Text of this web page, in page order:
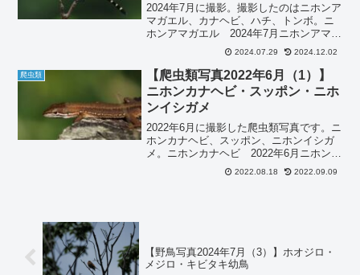
2024年7月に撮影。撮影したのはニホンア
マガエル、カナヘビ、ハチ、トンボ。ニ
ホンアマガエル 2024年7月ニホンアマガ
エルです。OM-D E-M5 MarkⅢ, ED100-
400mmOM-D E-M5 MarkⅢ, ED100-
400m...
2024.07.29 2024.12.02
爬虫類
【爬虫類写真2022年6月（1）】
ニホンカナヘビ・スッポン・ニホ
ンイシガメ
2022年6月に撮影した爬虫類写真です。ニ
ホンカナヘビ、スッポン、ニホンイシガ
メ。ニホンカナヘビ 2022年6月ニホンカ
ナヘビです。スッポン 2022年6月スッポ
ンです。ニホンイシガメ 2022年6月ニホ
2022.08.18 2022.09.09
【野鳥写真2024年7月（3）】ホオジロ・
メジロ・キビタキ幼鳥